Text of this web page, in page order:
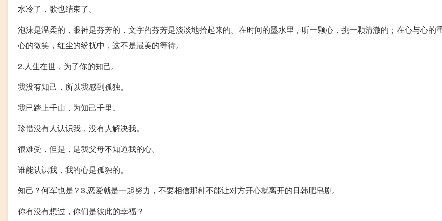
水冷了，歌也结束了。
泡沫是温柔的，眼神是芬芳的，文字的芬芳是淡淡地拾起来的。在时间的墨水里，听一颗心，挑一颗清澈的；在心与心的
心的微笑，红尘的纷扰中，这不是最美的等待。
2.人生在世，为了你的知己。
我没有知己，所以我感到孤独。
我已踏上千山，为知己千里。
珍惜没有人认识我，没有人解决我。
很难受，但是，是我父母不知道我的心。
谁能认识我，我的心是孤独的。
知己？何军也是？3.恋爱就是一起努力，不要相信那种不能让对方开心就离开的日韩肥皂剧。
你有没有想过，你们是彼此的幸福？